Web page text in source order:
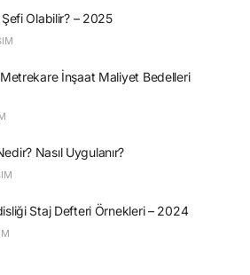
Olabilir? – 2025
Metrekare İnşaat Maliyet Bedelleri
Nasıl Uygulanır?
Staj Defteri Örnekleri – 2024